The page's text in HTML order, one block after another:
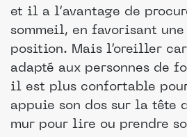
et il a l’avantage de
sommeil, en favorisant
position. Mais l’oreiller
adapté aux personnes de
il est plus confortable
appuie son dos sur la tête
mur pour lire ou prendre